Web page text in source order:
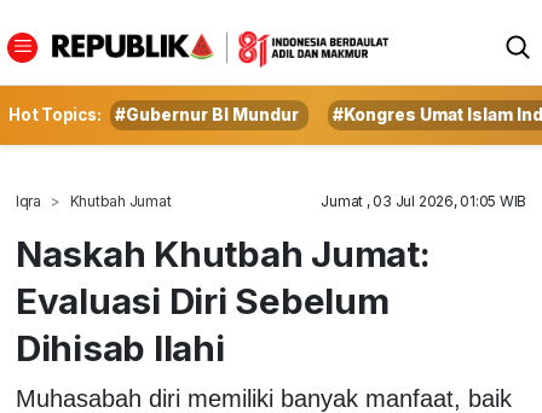
Hot Topics: #Gubernur BI Mundur #Kongres Umat Islam
Iqra Khutbah Jumat Jumat , 03 Jul 2026, 01:05 WIB
Naskah Khutbah Jumat:
Evaluasi Diri Sebelum
Dihisab Ilahi
Muhasabah diri memiliki banyak manfaat, baik